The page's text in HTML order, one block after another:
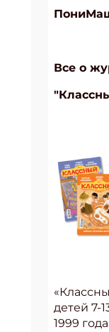
Все о
детей 7-
1999